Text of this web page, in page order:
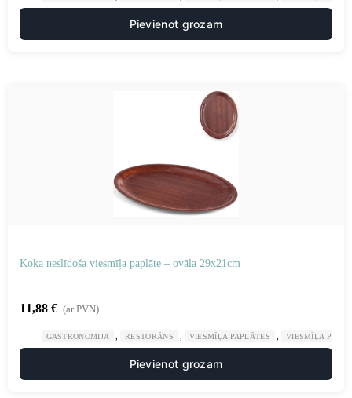
Pievienot grozam
Koka neslīdoša viesmīļa paplāte – ovāla 29x21cm
11,88 € (ar PVN)
GASTRONOMIJA RESTORĀNS VIESMĪĻA PAPLĀTES VIESMĪĻA
Pievienot grozam